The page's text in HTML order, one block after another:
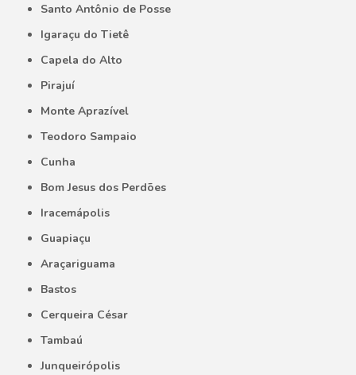
Santo Antônio de Posse
Igaraçu do Tietê
Capela do Alto
Pirajuí
Monte Aprazível
Teodoro Sampaio
Cunha
Bom Jesus dos Perdões
Iracemápolis
Guapiaçu
Araçariguama
Bastos
Cerqueira César
Tambaú
Junqueirópolis